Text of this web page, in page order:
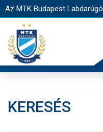
Az MTK Budapest
KERESÉS